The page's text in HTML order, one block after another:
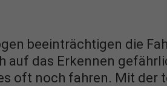
beeinträchtigen die
auf das Erkennen
oft noch fahren. Mit der